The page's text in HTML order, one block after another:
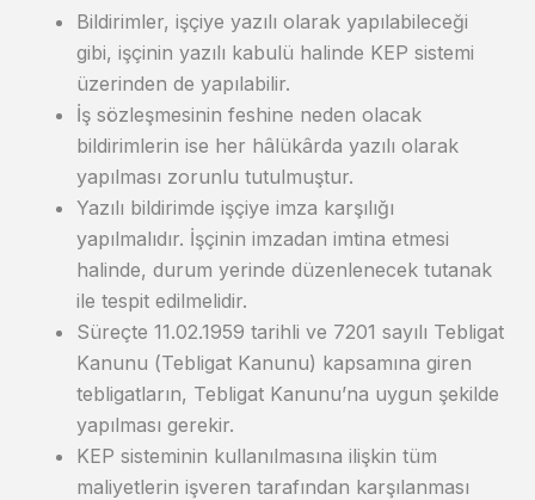
Bildirimler, işçiye yazılı olarak yapılabileceği
gibi, işçinin yazılı kabulü halinde KEP sistemi
üzerinden de yapılabilir.
İş sözleşmesinin feshine neden olacak
bildirimlerin ise her hâlükârda yazılı olarak
yapılması zorunlu tutulmuştur.
Yazılı bildirimde işçiye imza karşılığı
yapılmalıdır. İşçinin imzadan imtina etmesi
halinde, durum yerinde düzenlenecek tutanak
ile tespit edilmelidir.
Süreçte 11.02.1959 tarihli ve 7201 sayılı Tebligat
Kanunu (Tebligat Kanunu) kapsamına giren
tebligatların, Tebligat Kanunu’na uygun şekilde
yapılması gerekir.
KEP sisteminin kullanılmasına ilişkin tüm
maliyetlerin işveren tarafından karşılanması